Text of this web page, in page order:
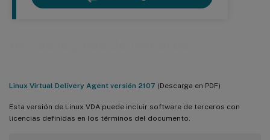
Linux Virtual Delivery Agent versión 2107 (Descarga en PDF)
Esta versión de Linux VDA puede incluir software de terceros con
licencias definidas en los términos del documento.